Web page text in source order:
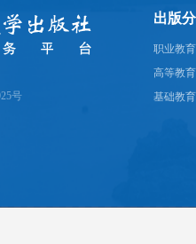
号
出版
职业教
高等教
基础教